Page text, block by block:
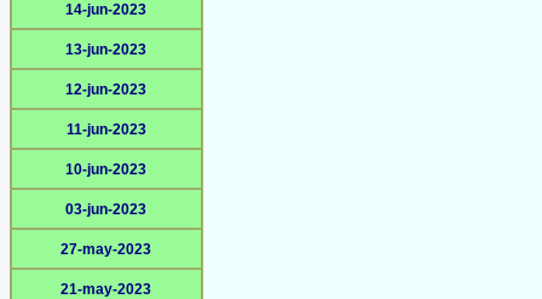
14-jun-2023
13-jun-2023
12-jun-2023
11-jun-2023
10-jun-2023
03-jun-2023
27-may-2023
21-may-2023